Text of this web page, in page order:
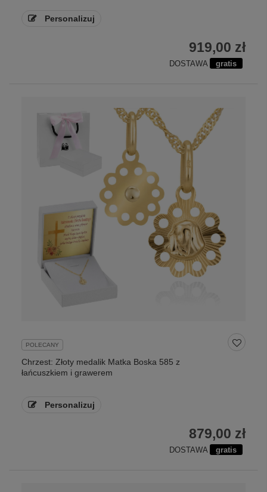
Personalizuj
919,00 zł
DOSTAWA gratis
POLECANY
Chrzest: Złoty medalik Matka Boska 585 z
łańcuszkiem i grawerem
Personalizuj
879,00 zł
DOSTAWA gratis